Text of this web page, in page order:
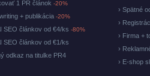
1 PR článok -20%
+ publikácia -20%
SEO článkov od €4/ks -80%
SEO článkov od €1/ks
odkaz na titulke PR4
› Spätné
›
› Firma +
›
› E-shop